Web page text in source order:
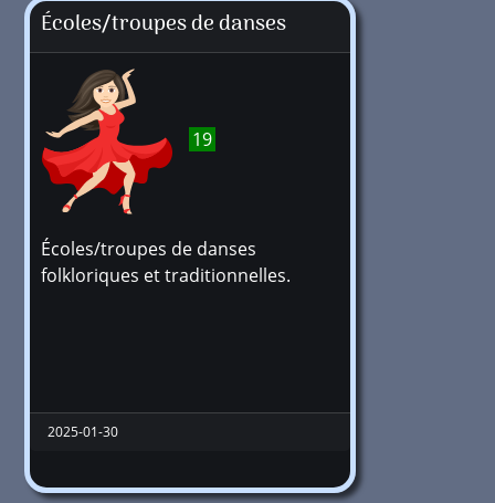
Écoles/troupes de danses
19
Écoles/troupes de danses
folkloriques et traditionnelles.
2025-01-30